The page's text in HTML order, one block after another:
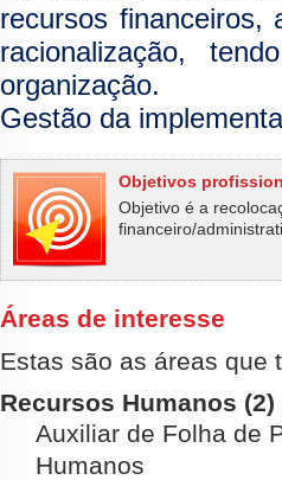
recursos financeiros,
racionalização,
organização.
Gestão da
Objetivos
Objetivo é a
financeiro/
Áreas de interesse
Estas são as áreas que
Recursos Humanos (2)
Auxiliar de Folha de
Humanos